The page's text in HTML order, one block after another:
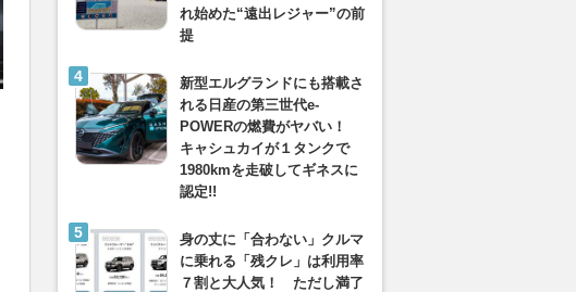
れ始めた“遠出レジャー”の前
提
新型エルグランドにも搭載さ
れる日産の第三世代e-
POWERの燃費がヤバい！
キャシュカイが１タンクで
1980kmを走破してギネスに
認定!!
身の丈に「合わない」クルマ
に乗れる「残クレ」は利用率
７割と大人気！ ただし満了